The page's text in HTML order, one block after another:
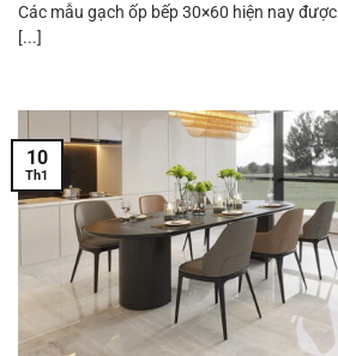
Các mẫu gạch ốp bếp 30×60 hiện nay
[...]
10
Th1